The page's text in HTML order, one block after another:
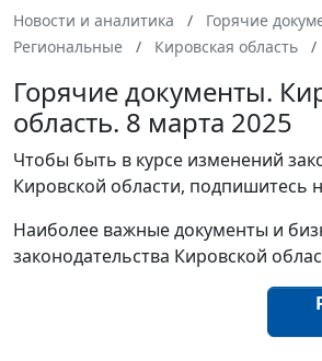
Новости и аналитика
Горячие
Региональные
Кировская область
Горячие документы.
область. 8 марта 2025
Чтобы быть в курсе изменений
Кировской области, подпишитесь
Наиболее важные документы и
законодательства Кировской